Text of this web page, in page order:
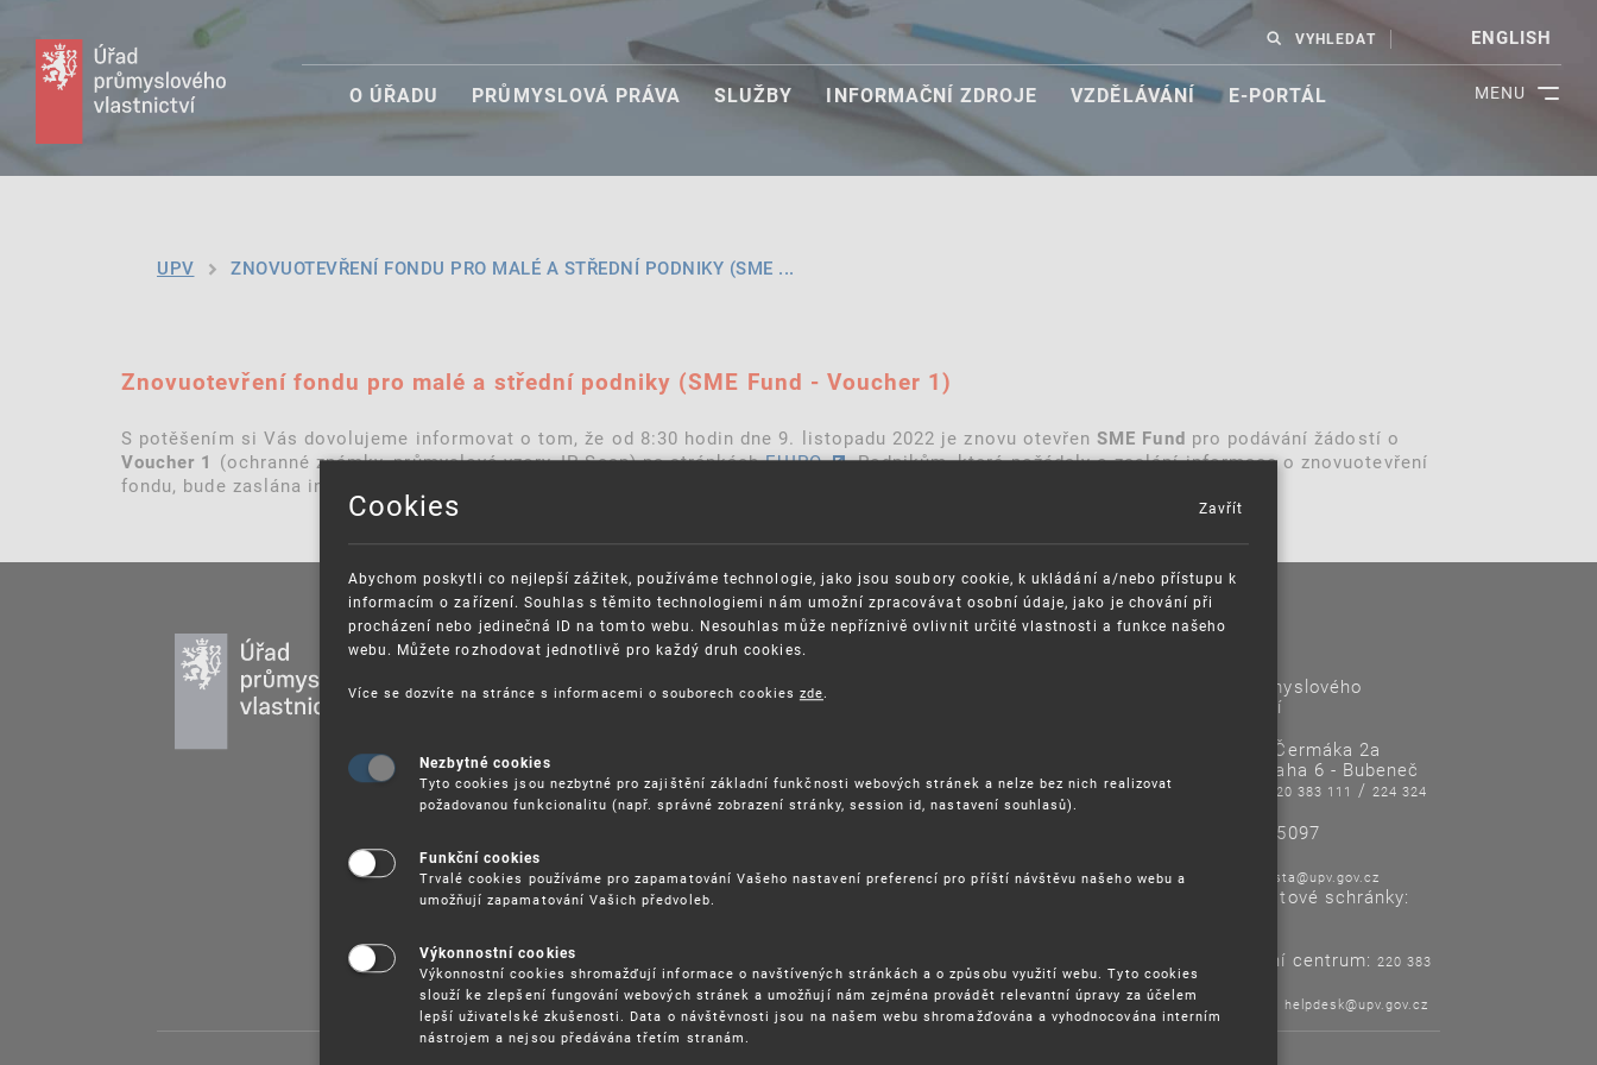
MENU
VYHLEDAT ENGLISH
O ÚŘADU PRŮMYSLOVÁ PRÁVA SLUŽBY INFORMAČNÍ ZDROJE VZDĚLÁVÁNÍ E-PORTÁL
UPV ZNOVUOTEVŘENÍ FONDU PRO MALÉ A STŘEDNÍ PODNIKY (SME ...
Znovuotevření fondu pro malé a střední podniky (SME Fund - Voucher 1)
S potěšením si Vás dovolujeme informovat o tom, že od 8:30 hodin dne 9. listopadu 2022 je znovu otevřenSME Fund pro podávání žádostí o
Voucher 1 (ochranné známky, průmyslové vzory, IP Scan) na stránkáchEUIPO
. Podnikům, které požádaly o zaslání informace o znovuotevření
fondu, bude zaslána informace v průběhu týdne.
PROSAZOVÁNÍ PRÁV K
VZDĚLÁVÁNÍ
PRÁVNÍ PŘEDPISY
FAQ
SMLOUVY
Úřad průmyslového
vlastnictví
Antonína Čermáka 2a
160 68 Praha 6 - Bubeneč
220 383 111 /224 324
IČO: 48135097
posta@upv.gov.cz
Adresa datové schránky:
Informační centrum: 220 383
120
Helpdesk: helpdesk@upv.gov.cz
Cookies
Abychom poskytli co nejlepší zážitek, používáme technologie, jako jsou soubory cookie, k ukládání a/nebo přístupu k
informacím o zařízení. Souhlas s těmito technologiemi nám umožní zpracovávat osobní údaje, jako je chování při
procházení nebo jedinečná ID na tomto webu. Nesouhlas může nepříznivě ovlivnit určité vlastnosti a funkce našeho
webu. Můžete rozhodovat jednotlivě pro každý druh cookies.
Více se dozvíte na stránce s informacemi o souborech cookies zde.
Nezbytné cookies
Tyto cookies jsou nezbytné pro zajištění základní funkčnosti webových stránek a nelze bez nich realizovat
požadovanou funkcionalitu (např. správné zobrazení stránky, session id, nastavení souhlasů).
Funkční cookies
Trvalé cookies používáme pro zapamatování Vašeho nastavení preferencí pro příští návštěvu našeho webu a
umožňují zapamatování Vašich předvoleb.
Výkonnostní cookies
Výkonnostní cookies shromažďují informace o navštívených stránkách a o způsobu využití webu. Tyto cookies
slouží ke zlepšení fungování webových stránek a umožňují nám zejména provádět relevantní úpravy za účelem
lepší uživatelské zkušenosti. Data o návštěvnosti jsou na našem webu shromažďována a vyhodnocována interním
nástrojem a nejsou předávána třetím stranám.
Zavřít